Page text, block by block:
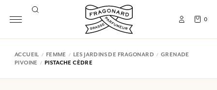
0
ACCUEIL FEMME LES JARDINS DE FRAGONARD
GRENADE
PIVOINE
PISTACHE CÈDRE